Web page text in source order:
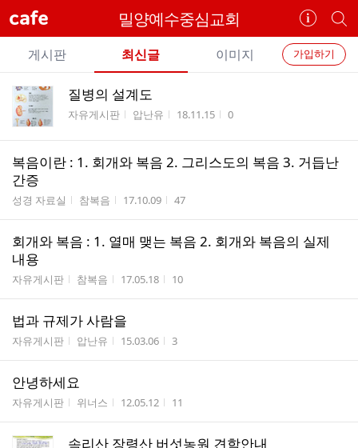
cafe 밀양예수중심교회
카
페
정
보
개
별
카
페
카
페
메
뉴
가입하기
게시판 최신글 이미지
전
체
글
리
질병의 설계도
게시판명
자유게시판 작성자
압난유 작성시간
18.11.15 조회수
0
복음이란 : 1. 회개와 복음 2. 그리스도의 복음 3. 거듭난
간증
게시판명
성경 자료실 작성자
참복음 작성시간
17.10.09 조회수
47
회개와 복음 : 1. 열매 맺는 복음 2. 회개와 복음의 실제
내용
게시판명
자유게시판 작성자
참복음 작성시간
17.05.18 조회수
10
법과 규제가 사람을
게시판명
자유게시판 작성자
압난유 작성시간
15.03.06 조회수
3
안녕하세요
게시판명
자유게시판 작성자
위너스 작성시간
12.05.12 조회수
11
속리산 장령산 버섯농원 견학안내